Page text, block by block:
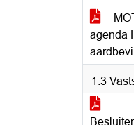
agenda
1.3